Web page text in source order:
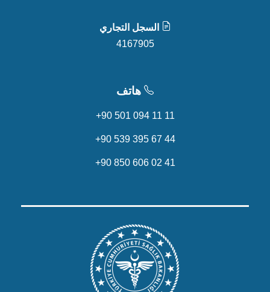
السجل التجاري
4167905
هاتف
+90 501 094 11 11
+90 539 395 67 44
+90 850 606 02 41